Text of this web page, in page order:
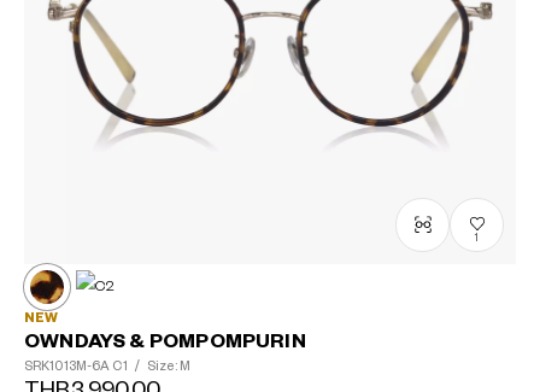
1
NEW
OWNDAYS & POMPOMPURIN
SRK1013M-6A C1 / Size: M